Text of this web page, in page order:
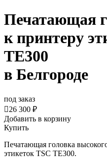
Печатающая
к принтеру
TE300
в Белгороде
под заказ
26 300 ₽
Добавить в корзину
Купить
Печатающая головка
этикеток TSC TE300.